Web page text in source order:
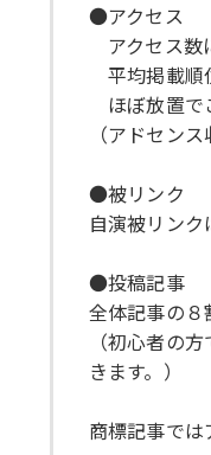
●アクセス
アクセス数
平均掲載順
ほぼ放置で
（アドセン
●被リンク
自演被リンク
●投稿記事
全体記事の８
（初心者の
きます。）
商標記事で